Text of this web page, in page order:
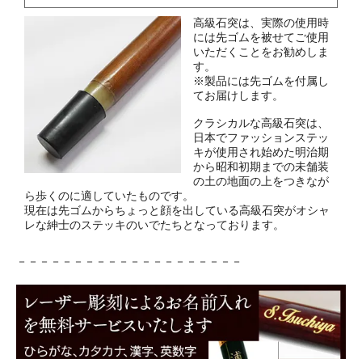
高級石突は、実際の使用時
には先ゴムを被せてご使用
いただくことをお勧めしま
す。
※製品には先ゴムを付属し
てお届けします。
クラシカルな高級石突は、
日本でファッションステッ
キが使用され始めた明治期
から昭和初期までの未舗装
の土の地面の上をつきなが
ら歩くのに適していたものです。
現在は先ゴムからちょっと顔を出している高級石突がオシャ
レな紳士のステッキのいでたちとなっております。
－－－－－－－－－－－－－－－－－－－－